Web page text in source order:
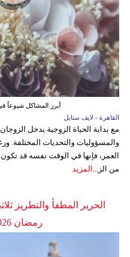
أبرز المشاكل شيوعاً
القاهرة - لايف ستايل
مع بداية الحياة الزوجية يدخل
والمسؤوليات والتحديات المختلفة.
العمر، فإنها في الوقت نفسه قد
من الز...
المزيد
الحرير المطفأ والتطريز
رمضان 2026 لدى شالكي